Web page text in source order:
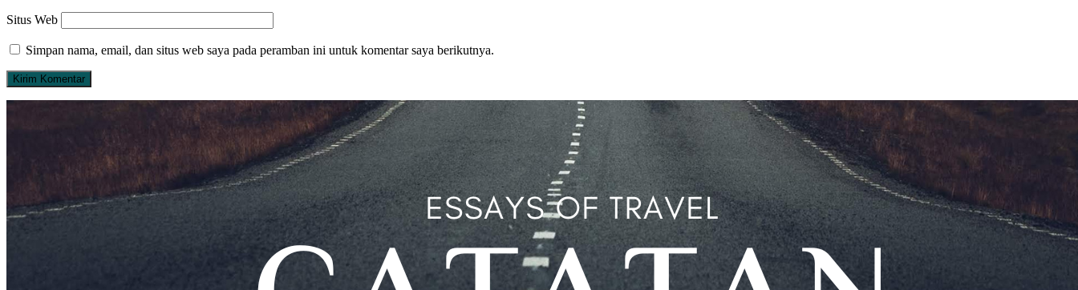
Situs Web
Simpan nama, email, dan situs web saya pada peramban ini untuk komentar saya berikutnya.